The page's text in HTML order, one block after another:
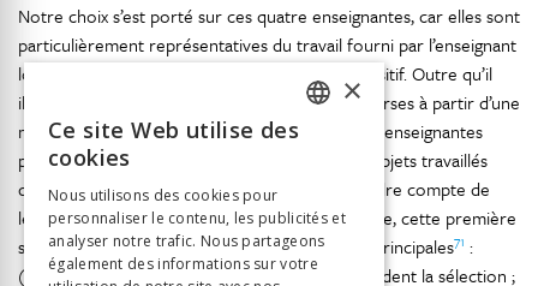
Notre choix s’est porté sur ces quatre enseignantes, car elles sont
particulièrement représentatives du travail fourni par l’enseignant
lorsqu’il est amené à mettre en place son dispositif. Outre qu’il
illustre la manière contrastée des pratiques diverses à partir d’une
même suggestion pédagogique, le travail de ces enseignantes
permet à la fois de saisir les différents types d’objets travaillés
dans les leçons à visée interculturelle et de rendre compte de
leur articulation. Selon le document pédagogique, cette première
suggestion s’organise autour de quatre étapes principales71 :
(1) choisir une photo avec des questions qui guident la sélection ;
ITALIAN
×
Ce site Web utilise des
cookies
Nous utilisons des cookies pour
personnaliser le contenu, les publicités et
analyser notre trafic. Nous partageons
également des informations sur votre